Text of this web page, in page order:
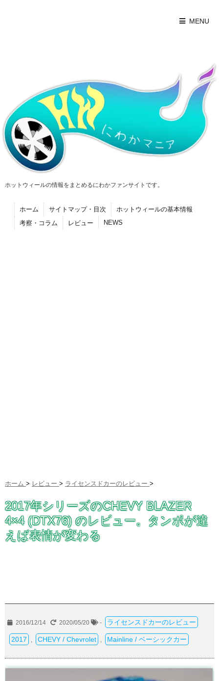
MENU
ホットウィールの情報をまとめるにわかファンサイトです。
ホーム サイトマップ・目次
ホットウィールの基本情報
考察・コラム
レビュー NEWS
ホーム > レビュー > ライセンスドカーのレビュー >
2017年シリーズのCHEVY BLAZER
4×4 (DTX76) のレビュー。タンポが違
えば表情が変わる
2016/12/14 2020/05/20 - ライセンスドカーのレビュー
2017 CHEVY / Chevrolet Mainline / ベーシックカー